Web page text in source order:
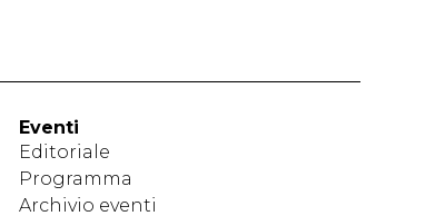
Eventi
Editoriale
Programma
Archivio eventi